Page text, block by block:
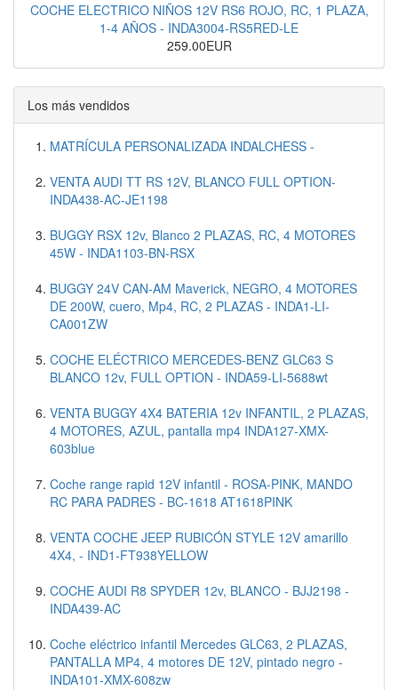
COCHE ELECTRICO NIÑOS 12V RS6 ROJO, RC, 1 PLAZA,
1-4 AÑOS - INDA3004-RS5RED-LE
259.00EUR
Los más vendidos
MATRÍCULA PERSONALIZADA INDALCHESS -
VENTA AUDI TT RS 12V, BLANCO FULL OPTION-
INDA438-AC-JE1198
BUGGY RSX 12v, Blanco 2 PLAZAS, RC, 4 MOTORES
45W - INDA1103-BN-RSX
BUGGY 24V CAN-AM Maverick, NEGRO, 4 MOTORES
DE 200W, cuero, Mp4, RC, 2 PLAZAS - INDA1-LI-
CA001ZW
COCHE ELÉCTRICO MERCEDES-BENZ GLC63 S
BLANCO 12v, FULL OPTION - INDA59-LI-5688wt
VENTA BUGGY 4X4 BATERIA 12v INFANTIL, 2 PLAZAS,
4 MOTORES, AZUL, pantalla mp4 INDA127-XMX-
603blue
Coche range rapid 12V infantil - ROSA-PINK, MANDO
RC PARA PADRES - BC-1618 AT1618PINK
VENTA COCHE JEEP RUBICÓN STYLE 12V amarillo
4X4, - IND1-FT938YELLOW
COCHE AUDI R8 SPYDER 12v, BLANCO - BJJ2198 -
INDA439-AC
Coche eléctrico infantil Mercedes GLC63, 2 PLAZAS,
PANTALLA MP4, 4 motores DE 12V, pintado negro -
INDA101-XMX-608zw